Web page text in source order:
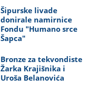
Šipurske livade
donirale namirnice
Fondu "Humano srce
Šapca"
Bronze za tekvondiste
Žarka Krajišnika i
Uroša Belanovića